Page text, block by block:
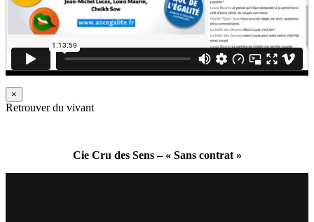
×
Retrouver du vivant
Cie Cru des Sens – « Sans contrat »